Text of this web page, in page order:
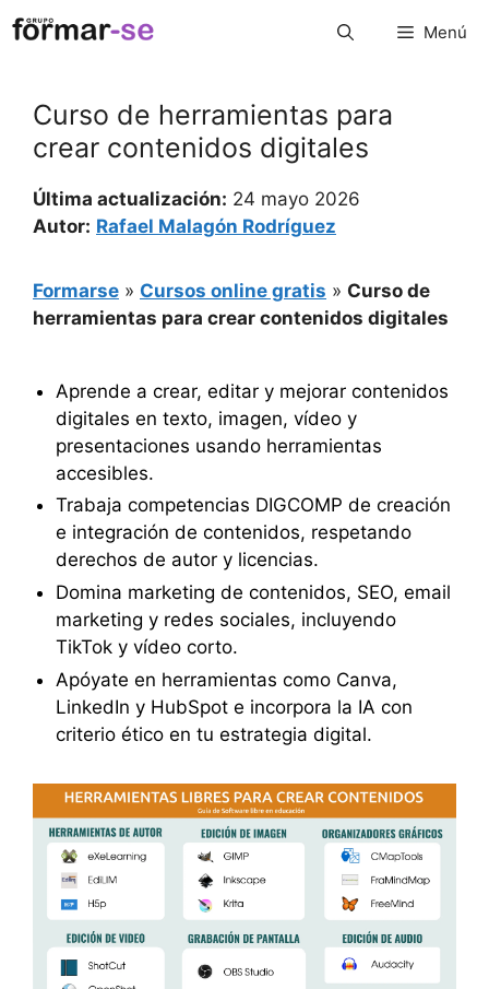
Saltar
al
Menú
Curso de herramientas para
crear contenidos digitales
Última actualización: 24 mayo 2026
Autor: Rafael Malagón Rodríguez
Formarse » Cursos online gratis » Curso de
herramientas para crear contenidos digitales
Aprende a crear, editar y mejorar contenidos
digitales en texto, imagen, vídeo y
presentaciones usando herramientas
accesibles.
Trabaja competencias DIGCOMP de creación
e integración de contenidos, respetando
derechos de autor y licencias.
Domina marketing de contenidos, SEO, email
marketing y redes sociales, incluyendo
TikTok y vídeo corto.
Apóyate en herramientas como Canva,
LinkedIn y HubSpot e incorpora la IA con
criterio ético en tu estrategia digital.